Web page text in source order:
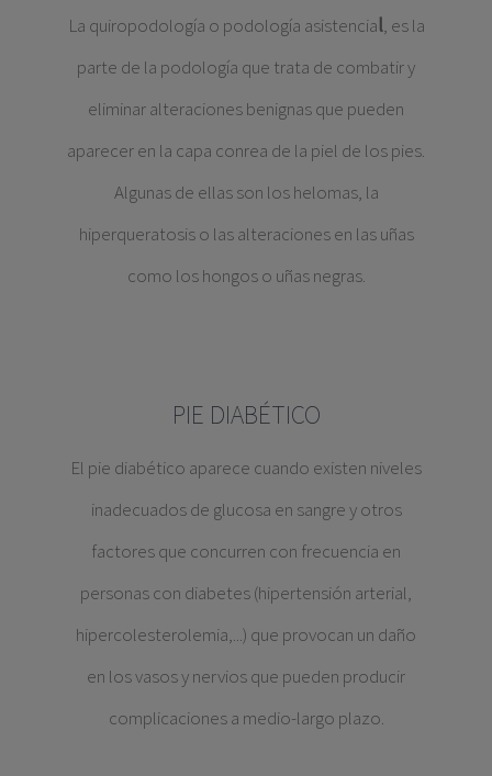
La quiropodología o podología asistencial, es la
parte de la podología que trata de combatir y
eliminar alteraciones benignas que pueden
aparecer en la capa conrea de la piel de los pies.
Algunas de ellas son los helomas, la
hiperqueratosis o las alteraciones en las uñas
como los hongos o uñas negras.
PIE DIABÉTICO
El pie diabético aparece cuando existen niveles
inadecuados de glucosa en sangre y otros
factores que concurren con frecuencia en
personas con diabetes (hipertensión arterial,
hipercolesterolemia,...) que provocan un daño
en los vasos y nervios que pueden producir
complicaciones a medio-largo plazo.